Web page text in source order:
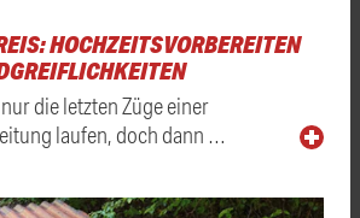
HOCHZEITSVORBEREITEN
die letzten Züge einer
laufen, doch dann …